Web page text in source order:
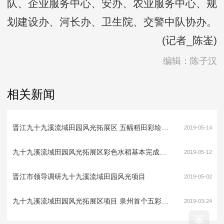
队、企业服务中心、安办、农业服务中心、规
划建设办、河长办、卫生院、交警中队协办。
(记者_陈崟)
编辑：陈子汉
相关新闻
晋江九十九溪流域田园风光拓展区 五幅稻田彩绘初见雏形 2019-05-14
九十九溪流域田园风光拓展区彩色水稻基本完成种植 2019-05-12
晋江市领导调研九十九溪流域田园风光项目 2019-05-02
九十九溪流域田园风光拓展区项目 泉州首个五彩稻田基本完成播种 2019-03-24